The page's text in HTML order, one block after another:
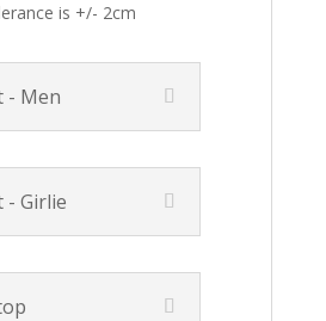
is +/- 2cm
- Men
- Girlie